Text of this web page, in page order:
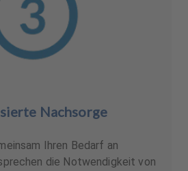
Nachsorge
Ihren Bedarf an
die Notwendigkeit von